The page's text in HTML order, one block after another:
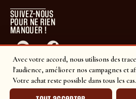
Avec votre accord, nous utilisons des
l'audience, améliorer nos campagnes et
Votre achat reste possible dans tous les cas.
SUIVEZ-NOUS
POUR NE RIEN
MANQUER !